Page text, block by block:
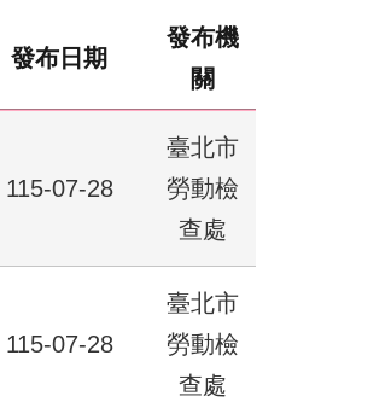
發布日期
發布機
關
115-07-28
臺北市
勞動檢
查處
115-07-28
臺北市
勞動檢
查處